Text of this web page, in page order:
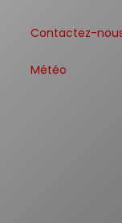
Contactez-
Météo